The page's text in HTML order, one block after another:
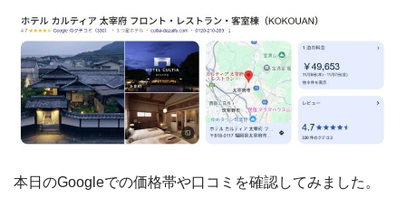
本日のGoogleでの価格帯や口コミを確認してみました。